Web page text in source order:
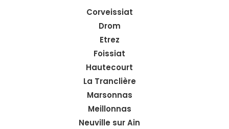
Corveissiat
Drom
Etrez
Foissiat
Hautecourt
La Tranclière
Marsonnas
Meillonnas
Neuville sur Ain